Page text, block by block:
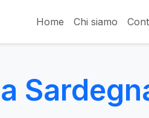
Home Chi siamo